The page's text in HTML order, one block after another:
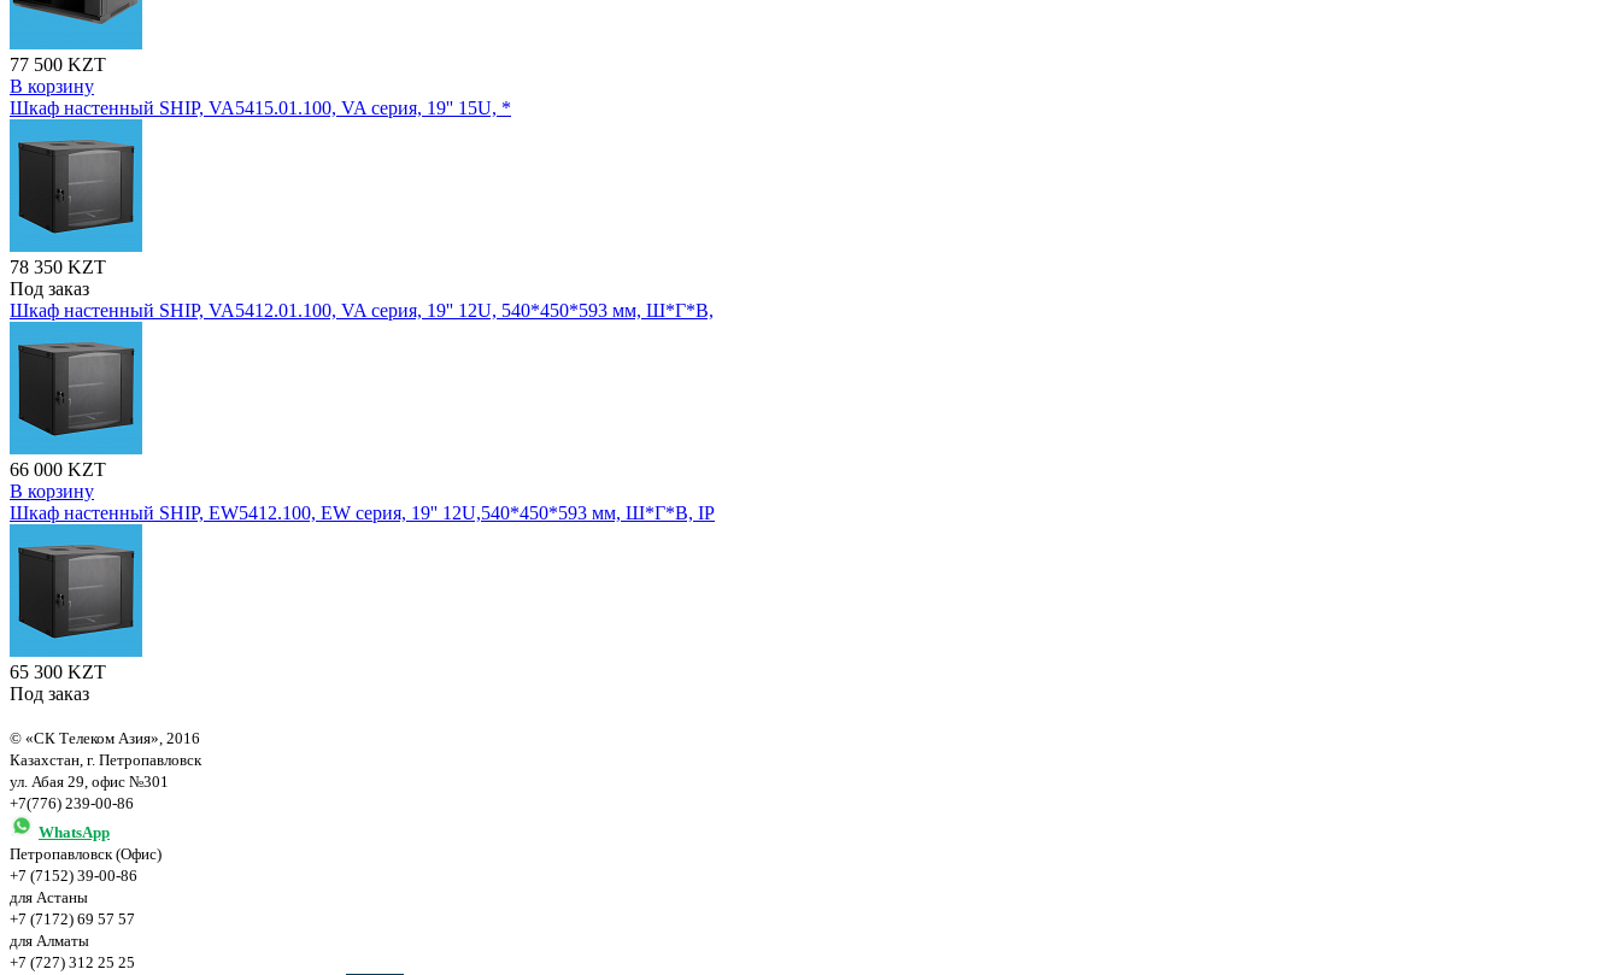
77 500 KZT
В корзину
Шкаф настенный SHIP, VA5415.01.100, VA серия, 19'' 15U, *
78 350 KZT
Под заказ
Шкаф настенный SHIP, VA5412.01.100, VA серия, 19'' 12U, 540*450*593 мм, Ш*Г*В,
66 000 KZT
В корзину
Шкаф настенный SHIP, EW5412.100, EW серия, 19'' 12U,540*450*593 мм, Ш*Г*В, IP
65 300 KZT
Под заказ
© «СК Телеком Азия», 2016
Казахстан, г. Петропавловск
ул. Абая 29, офис №301
+7(776) 239-00-86
WhatsApp
Петропавловск (Офис)
+7 (7152) 39-00-86
для Астаны
+7 (7172) 69 57 57
для Алматы
+7 (727) 312 25 25